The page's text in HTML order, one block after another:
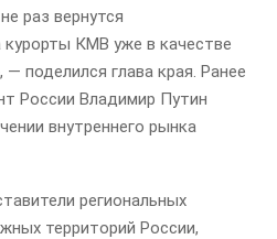
раз вернутся
курорты КМВ уже в качестве
поделился глава края. Ранее
России Владимир Путин
внутреннего рынка
региональных
территорий России,